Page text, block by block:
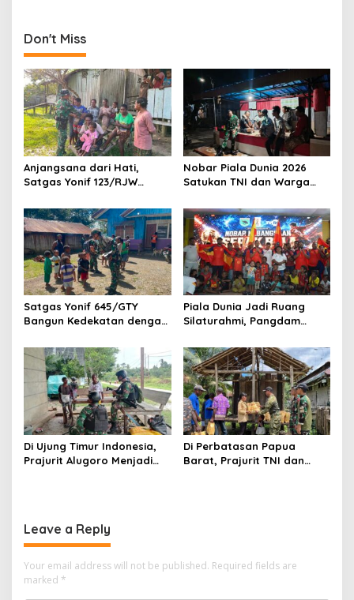
Don't Miss
Anjangsana dari Hati,
Satgas Yonif 123/RJW
TNI-Rakyat di Pedalaman
Papua Selatan
Nobar Piala Dunia 2026
Satukan TNI dan Warga
Kebersamaan
Satgas Yonif 645/GTY
Bangun Kedekatan dengan
Komunikasi Teritorial
Piala Dunia Jadi Ruang
Silaturahmi, Pangdam
Warga Manokwari
Di Ujung Timur Indonesia,
Prajurit Alugoro Menjadi
Di Perbatasan Papua
Barat, Prajurit TNI dan
Leave a Reply
Your email address will not be published. Required fields are
marked *